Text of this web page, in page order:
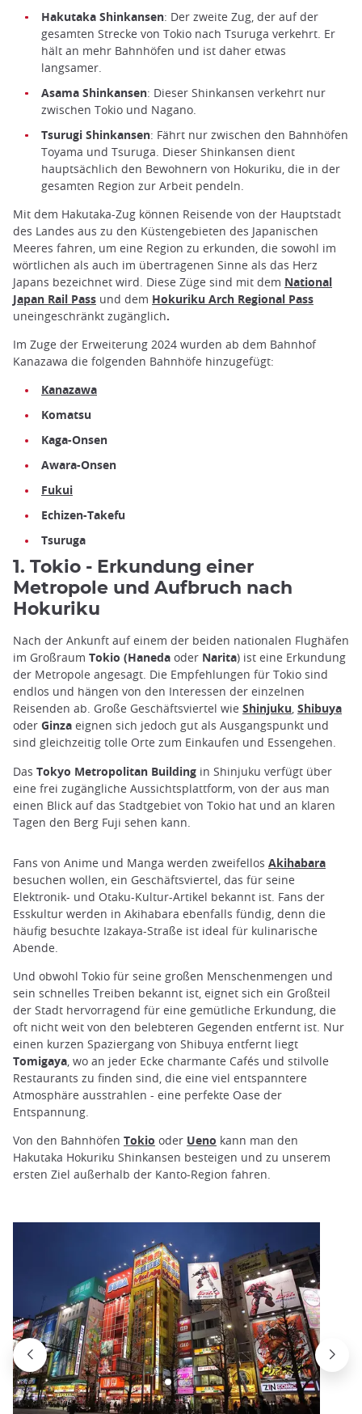
Hakutaka Shinkansen: Der zweite Zug, der auf der
gesamten Strecke von Tokio nach Tsuruga verkehrt. Er
hält an mehr Bahnhöfen und ist daher etwas
langsamer.
Asama Shinkansen: Dieser Shinkansen verkehrt nur
zwischen Tokio und Nagano.
Tsurugi Shinkansen: Fährt nur zwischen den Bahnhöfen
Toyama und Tsuruga. Dieser Shinkansen dient
hauptsächlich den Bewohnern von Hokuriku, die in der
gesamten Region zur Arbeit pendeln.
Mit dem Hakutaka-Zug können Reisende von der Hauptstadt
des Landes aus zu den Küstengebieten des Japanischen
Meeres fahren, um eine Region zu erkunden, die sowohl im
wörtlichen als auch im übertragenen Sinne als das Herz
Japans bezeichnet wird. Diese Züge sind mit dem National
Japan Rail Pass und dem Hokuriku Arch Regional Pass
uneingeschränkt zugänglich.
Im Zuge der Erweiterung 2024 wurden ab dem Bahnhof
Kanazawa die folgenden Bahnhöfe hinzugefügt:
Kanazawa
Komatsu
Kaga-Onsen
Awara-Onsen
Fukui
Echizen-Takefu
Tsuruga
1. Tokio - Erkundung einer
Metropole und Aufbruch nach
Hokuriku
Nach der Ankunft auf einem der beiden nationalen Flughäfen
im Großraum Tokio (Haneda oder Narita) ist eine Erkundung
der Metropole angesagt. Die Empfehlungen für Tokio sind
endlos und hängen von den Interessen der einzelnen
Reisenden ab. Große Geschäftsviertel wie Shinjuku, Shibuya
oder Ginza eignen sich jedoch gut als Ausgangspunkt und
sind gleichzeitig tolle Orte zum Einkaufen und Essengehen.
Das Tokyo Metropolitan Building in Shinjuku verfügt über
eine frei zugängliche Aussichtsplattform, von der aus man
einen Blick auf das Stadtgebiet von Tokio hat und an klaren
Tagen den Berg Fuji sehen kann.
Fans von Anime und Manga werden zweifellos Akihabara
besuchen wollen, ein Geschäftsviertel, das für seine
Elektronik- und Otaku-Kultur-Artikel bekannt ist. Fans der
Esskultur werden in Akihabara ebenfalls fündig, denn die
häufig besuchte Izakaya-Straße ist ideal für kulinarische
Abende.
Und obwohl Tokio für seine großen Menschenmengen und
sein schnelles Treiben bekannt ist, eignet sich ein Großteil
der Stadt hervorragend für eine gemütliche Erkundung, die
oft nicht weit von den belebteren Gegenden entfernt ist. Nur
einen kurzen Spaziergang von Shibuya entfernt liegt
Tomigaya, wo an jeder Ecke charmante Cafés und stilvolle
Restaurants zu finden sind, die eine viel entspanntere
Atmosphäre ausstrahlen - eine perfekte Oase der
Entspannung.
Von den Bahnhöfen Tokio oder Ueno kann man den
Hakutaka Hokuriku Shinkansen besteigen und zu unserem
ersten Ziel außerhalb der Kanto-Region fahren.